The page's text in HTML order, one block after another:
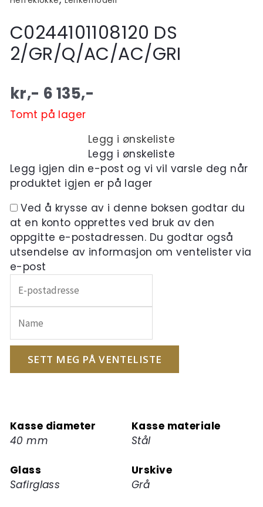
C0244101108120 DS
2/GR/Q/AC/AC/GRI
kr,- 6 135,-
Tomt på lager
Legg i ønskeliste
Legg i ønskeliste
Legg igjen din e-post og vi vil varsle deg når
produktet igjen er på lager
Ved å krysse av i denne boksen godtar du
at en konto opprettes ved bruk av den
oppgitte e-postadressen. Du godtar også
utsendelse av informasjon om ventelister via
e-post
inn
e-
postadressen
din
ventelisten
for
produktet
SETT MEG PÅ VENTELISTE
Kasse diameter
40 mm
Kasse materiale
Stål
Glass
Safirglass
Urskive
Grå